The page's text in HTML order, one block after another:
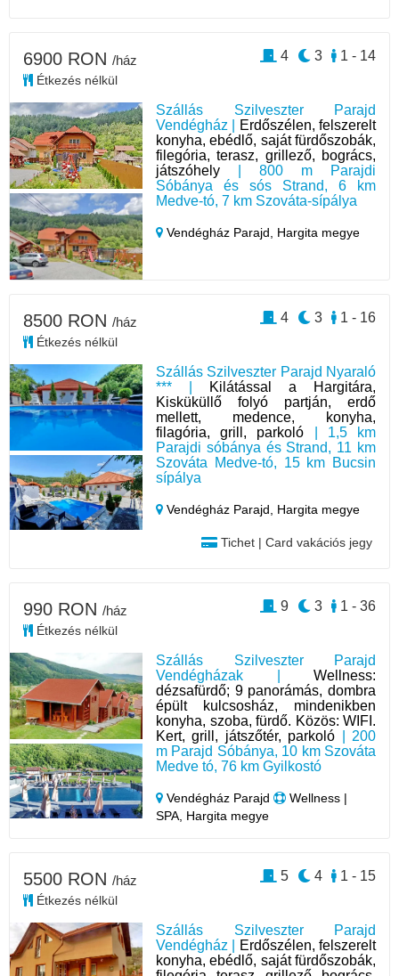
Szállás Szilveszter Parajd
Vendégház |
Erdőszélen, felszerelt
konyha, ebédlő, saját fürdőszobák,
filegória, terasz, grillező, bogrács,
játszóhely | 800 m Parajdi
Sóbánya és sós Strand, 6 km
Medve-tó, 7 km Szováta-sípálya
Vendégház Parajd, Hargita megye
6900 RON /ház
Étkezés nélkül
1 - 14
3
4
Szállás Szilveszter Parajd Nyaraló
*** |
Kilátással a Hargitára,
Kisküküllő folyó partján, erdő
mellett, medence, konyha,
filagória, grill, parkoló | 1,5 km
Parajdi sóbánya és Strand, 11 km
Szováta Medve-tó, 15 km Bucsin
sípálya
Vendégház Parajd, Hargita megye
Tichet | Card vakációs jegy
8500 RON /ház
Étkezés nélkül
1 - 16
3
4
Szállás Szilveszter Parajd
Vendégházak | Wellness:
dézsafürdő; 9 panorámás, dombra
épült kulcsosház, mindenikben
konyha, szoba, fürdő. Közös: WIFI.
Kert, grill, játszőtér, parkoló | 200
m Parajd Sóbánya, 10 km Szováta
Medve tó, 76 km Gyilkostó
Vendégház Parajd
Wellness |
SPA, Hargita megye
990 RON /ház
Étkezés nélkül
1 - 36
3
9
Szállás Szilveszter Parajd
Vendégház |
Erdőszélen, felszerelt
konyha, ebédlő, saját fürdőszobák,
5500 RON /ház
Étkezés nélkül
1 - 15
4
5